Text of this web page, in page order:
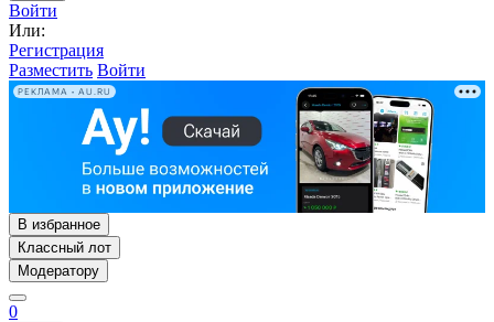
Войти
Или:
Регистрация
Разместить Войти
РЕКЛАМА • AU.RU
В избранное
Классный лот
Модератору
0